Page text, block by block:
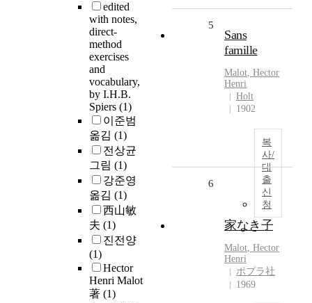
edited
with notes,
direct-
method
exercises
and
vocabulary,
by I.H.B.
Spiers (1)
이준범
옮김 (1)
전상균
그림 (1)
강준영
옮김 (1)
西山敏
夫 (1)
진전양
(1)
Hector
Henri Malot
著 (1)
5
Sans
famille
Malot, Hector
Henri
Holt
1902
복
사/
대
출
신
청
6
家なき子
Malot, Hector
Henri
ポプラ社
1969